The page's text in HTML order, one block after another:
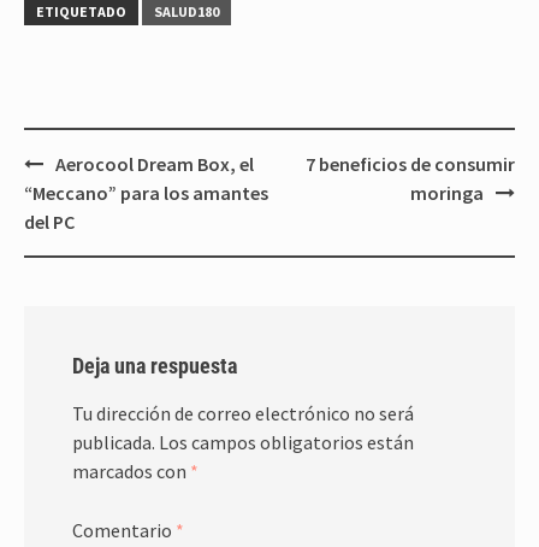
ETIQUETADO
SALUD180
Navegación
de
entradas
Aerocool Dream Box, el
“Meccano” para los amantes
del PC
7 beneficios de consumir
moringa
Deja una respuesta
Tu dirección de correo electrónico no será
publicada. Los campos obligatorios están
marcados con *
Comentario *